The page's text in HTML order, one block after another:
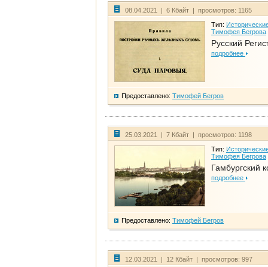
08.04.2021 | 6 Кбайт | просмотров: 1165
Тип:
Тимофея Бегрова
Русский
подробнее
Предоставлено: Тимофей Бегров
25.03.2021 | 7 Кбайт | просмотров: 1198
Тип:
Тимофея Бегрова
Гамбургский
подробнее
Предоставлено: Тимофей Бегров
12.03.2021 | 12 Кбайт | просмотров: 997